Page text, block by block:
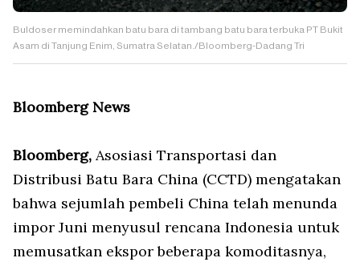
Buldoser memindahkan batu bara di tambang batu bara terbuka PT Bukit
Asam di Tanjung Enim, Sumatra Selatan./Bloomberg-Dadang Tri
Bloomberg News
Bloomberg, Asosiasi Transportasi dan
Distribusi Batu Bara China (CCTD) mengatakan
bahwa sejumlah pembeli China telah menunda
impor Juni menyusul rencana Indonesia untuk
memusatkan ekspor beberapa komoditasnya,